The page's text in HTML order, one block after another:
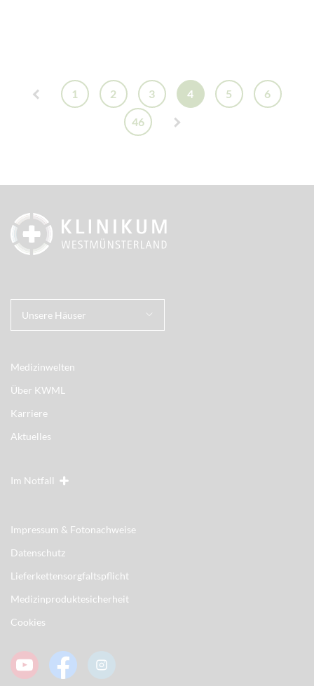
1 2 3 4 5 6
46
Unsere Häuser
Medizinwelten
Über KWML
Karriere
Aktuelles
Im Notfall
Impressum & Fotonachweise
Datenschutz
Lieferkettensorgfaltspflicht
Medizinproduktesicherheit
Cookies